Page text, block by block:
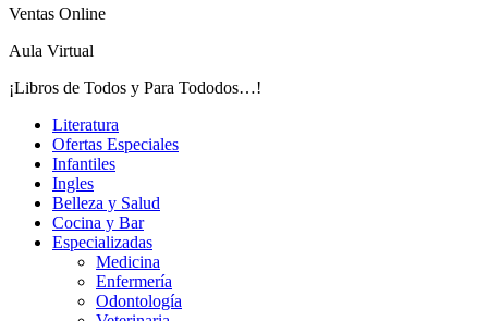
Ventas Online
Aula Virtual
¡Libros de Todos y Para Tododos…!
Literatura
Ofertas Especiales
Infantiles
Ingles
Belleza y Salud
Cocina y Bar
Especializadas
Medicina
Enfermería
Odontología